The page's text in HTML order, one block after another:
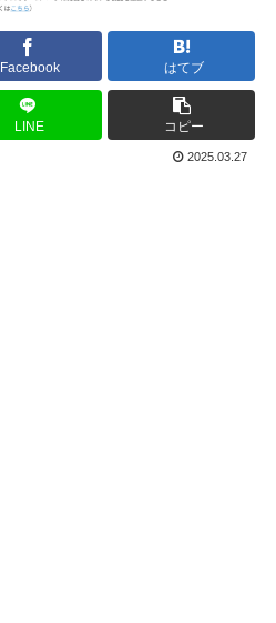
Facebook はてブ
LINE コピー
2025.03.27